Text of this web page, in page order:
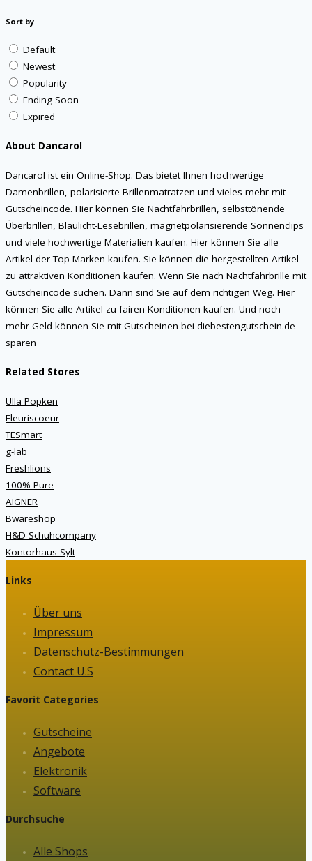
Sort by
Default
Newest
Popularity
Ending Soon
Expired
About Dancarol
Dancarol ist ein Online-Shop. Das bietet Ihnen hochwertige
Damenbrillen, polarisierte Brillenmatratzen und vieles mehr mit
Gutscheincode. Hier können Sie Nachtfahrbrillen, selbsttönende
Überbrillen, Blaulicht-Lesebrillen, magnetpolarisierende Sonnenclips
und viele hochwertige Materialien kaufen. Hier können Sie alle
Artikel der Top-Marken kaufen. Sie können die hergestellten Artikel
zu attraktiven Konditionen kaufen. Wenn Sie nach Nachtfahrbrille mit
Gutscheincode suchen. Dann sind Sie auf dem richtigen Weg. Hier
können Sie alle Artikel zu fairen Konditionen kaufen. Und noch
mehr Geld können Sie mit Gutscheinen bei diebestengutschein.de
sparen
Related Stores
Ulla Popken
Fleuriscoeur
TESmart
g-lab
Freshlions
100% Pure
AIGNER
Bwareshop
H&D Schuhcompany
Kontorhaus Sylt
Links
Über uns
Impressum
Datenschutz-Bestimmungen
Contact U.S
Favorit Categories
Gutscheine
Angebote
Elektronik
Software
Durchsuche
Alle Shops